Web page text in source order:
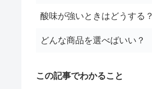
酸味が強いときはどうする？
どんな商品を選べばいい？
この記事でわかること